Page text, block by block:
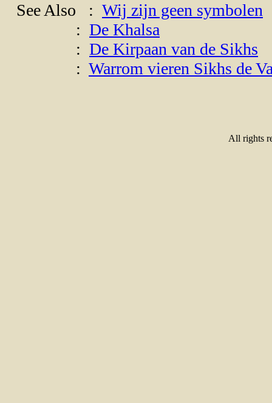
See Also : Wij zijn geen symbolen
: De Khalsa
: De Kirpaan van de Sikhs
: Warrom vieren Sikhs de
All rights